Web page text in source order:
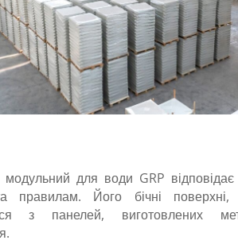
модульний для води GRP
правилам. Його бічні поверхні,
з панелей, виготовлених